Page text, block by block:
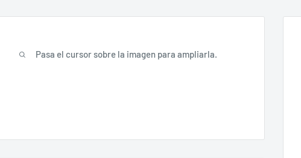
Pasa el cursor sobre la imagen para ampliarla.